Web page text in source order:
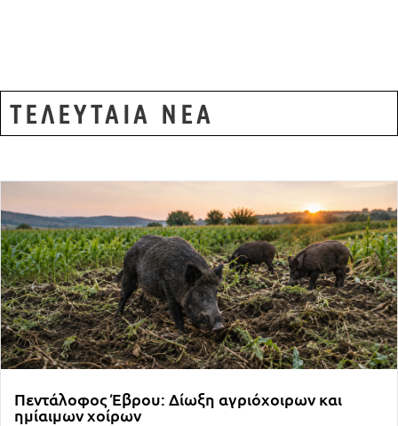
ΤΕΛΕΥΤΑΙΑ ΝΕΑ
Πεντάλοφος Έβρου: Δίωξη αγριόχοιρων και
ημίαιμων χοίρων